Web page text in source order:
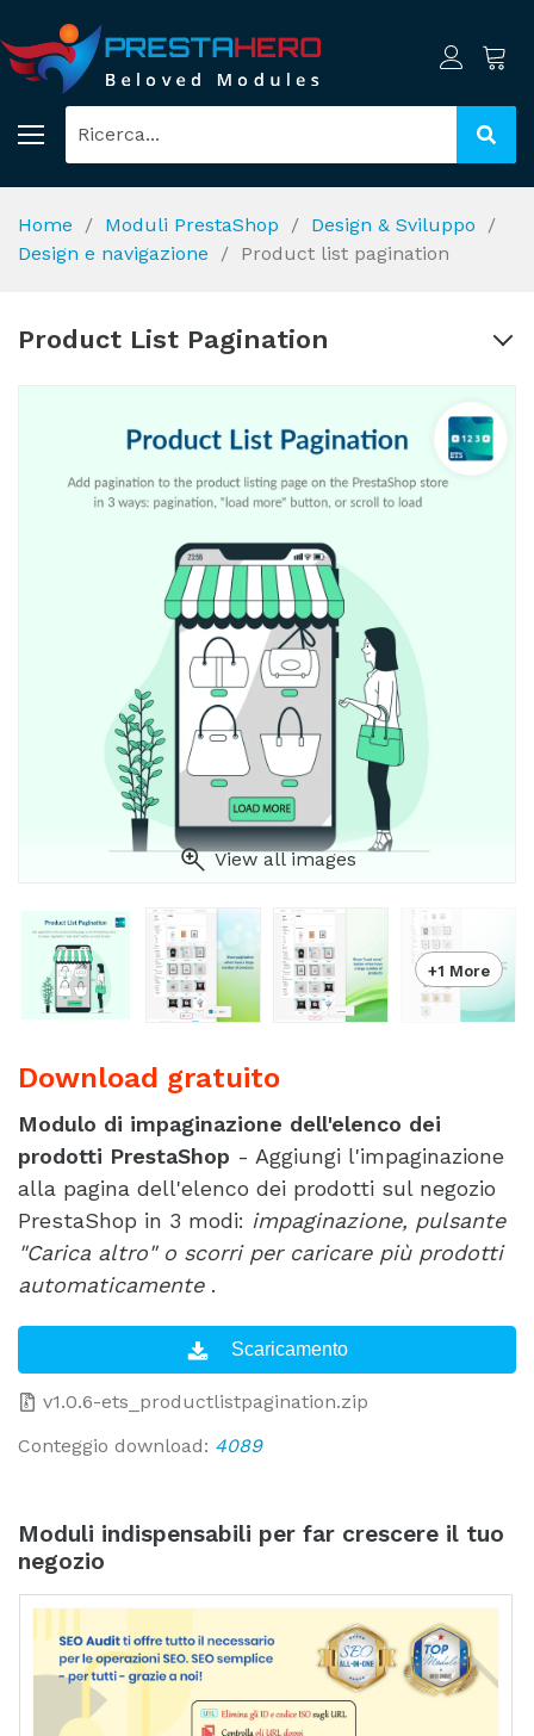
Home Moduli PrestaShop
Design & Sviluppo
Design e navigazione
Product list pagination
Product List Pagination
View all images
+1 More
Download gratuito
Modulo di impaginazione dell'elenco dei
prodotti PrestaShop - Aggiungi l'impaginazione
alla pagina dell'elenco dei prodotti sul negozio
PrestaShop in 3 modi: impaginazione, pulsante
"Carica altro" o scorri per caricare più prodotti
automaticamente.
v1.0.6-ets_productlistpagination.zip
Conteggio download: 4089
Moduli indispensabili per far crescere il tuo
negozio